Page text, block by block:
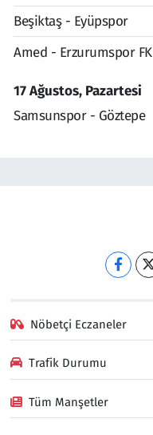
Beşiktaş - Eyüpspor
Amed - Erzurumspor FK
17 Ağustos, Pazartesi
Samsunspor - Göztepe
Nöbetçi Eczaneler
Trafik Durumu
Tüm Manşetler